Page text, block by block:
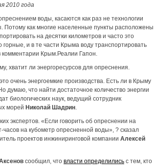
2010 года
воды, касаются как раз не технологии
Потому как многие населенные пункты расположены
на десятки километров и часто это
и в те части Крыма воду транспортировать
комментарии Крым.Реалии Гапон.
хватит ли энергоресурсов для опреснения.
очень энергоемкие производства. Есть ли в Крыму
думаю, что найти достаточное количество энергии
биологических наук, ведущий сотрудник
морей Николай Шадрин.
экспертов. «Если говорить об опреснении на
на кубометр опресненной воды», ? сказал
проектов инжиниринговой компании Алексей
сообщил, что власти определились с тем, кто